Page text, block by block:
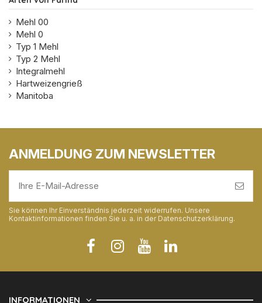
Mehl 00
Mehl 0
Typ 1 Mehl
Typ 2 Mehl
Integralmehl
Hartweizengrieß
Manitoba
ANMELDUNG ZUM NEWSLETTER
Sie können Ihr Einverständnis jederzeit widerrufen. Unsere
Kontaktinformationen finden Sie u. a. in der Datenschutzerklärung.
INFORMATIONEN